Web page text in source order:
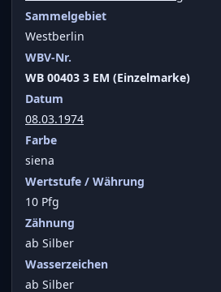
Sammelgebiet
Westberlin
WBV-Nr.
WB 00403 3 EM (Einzelmarke)
Datum
08.03.1974
Farbe
siena
Wertstufe / Währung
10 Pfg
Zähnung
ab Silber
Wasserzeichen
ab Silber